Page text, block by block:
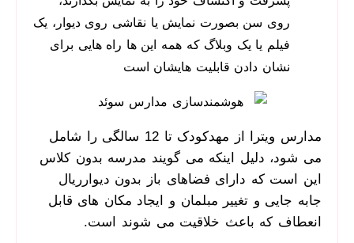
روی سن بصورت نمایش یا نقاشی روی دیوار، یک
فیلم یا یک وبلاگ که همه این ها راه هایی برای
نشان دادن قابلیت هایشان است
مدارس ویترا از مهدکودک تا 12 سالگی را شامل
می شود، دلیل اینکه می گویند مدرسه بدون کلاس
این است که دارای فضاهای باز بدون دیوارريال
جابه جایی و تغییر مبلمان و ایجاد مکان های قابل
انعطاف که باعث خلاقیت می شوند است.